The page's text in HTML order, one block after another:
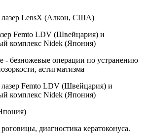
Femto LDV (Швейцария) и
комплекс Nidek (Япония)
- безножевые операции по устранению
астигматизма
диагностика кератоконуса.